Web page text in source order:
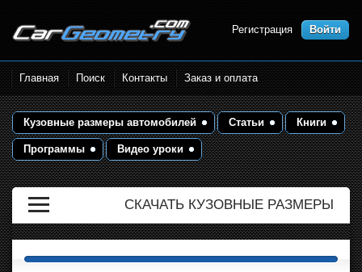
Размеры кузова автомобилей.
Контрольные точки и кузовные
размеры. Геометрия кузова
Регистрация Войти
Главная Поиск Контакты Заказ и оплата
Кузовные размеры автомобилей Статьи Книги
Программы Видео уроки
СКАЧАТЬ КУЗОВНЫЕ РАЗМЕРЫ